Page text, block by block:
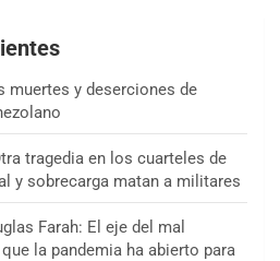
muertes y deserciones de
tragedia en los cuarteles de
y sobrecarga matan a militares
Farah: El eje del mal
la pandemia ha abierto para